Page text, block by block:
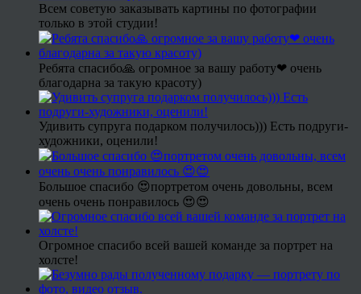
Всем советую заказывать картины по фотографии
только в этой студии!
Ребята спасибо🙏 огромное за вашу работу❤ очень
благодарна за такую красоту)
Удивить супруга подарком получилось))) Есть подруги-
художники, оценили!
Большое спасибо 😍портретом очень довольны, всем
очень очень понравилось 😍😍
Огромное спасибо всей вашей команде за портрет на
холсте!